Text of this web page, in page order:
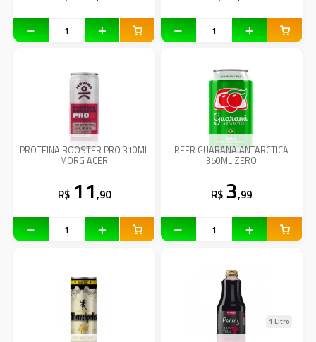
PROTEINA BOOSTER PRO 310ML
MORG ACER
R$ 11,90
REFR GUARANA ANTARCTICA
350ML ZERO
R$ 3,99
1 Litro